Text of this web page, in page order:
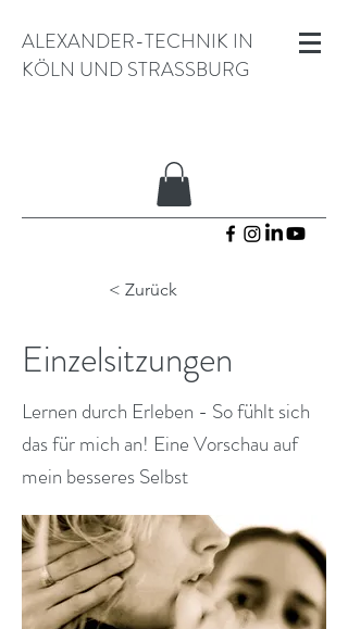
ALEXANDER-TECHNIK IN
KÖLN UND STRASSBURG
< Zurück
Einzelsitzungen
Lernen durch Erleben - So fühlt sich
das für mich an! Eine Vorschau auf
mein besseres Selbst